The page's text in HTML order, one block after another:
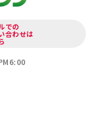
での
合わせは